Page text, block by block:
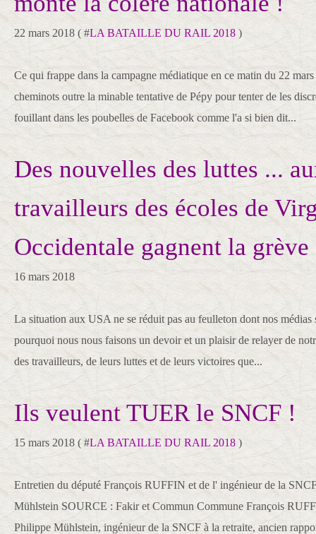
22 mars 2018 ( #LA BATAILLE DU RAIL 2018 )
Ce qui frappe dans la campagne médiatique en ce matin du 22
cheminots outre la minable tentative de Pépy pour tenter de les
fouillant dans les poubelles de Facebook comme l'a si bien dit...
Des nouvelles des luttes ...
travailleurs des écoles de
Occidentale gagnent la
16 mars 2018
La situation aux USA ne se réduit pas au feulleton dont nos médias
pourquoi nous nous faisons un devoir et un plaisir de relayer de
des travailleurs, de leurs luttes et de leurs victoires que...
Ils veulent TUER le SNCF !
15 mars 2018 ( #LA BATAILLE DU RAIL 2018 )
Entretien du député François RUFFIN et de l' ingénieur de la
Mühlstein SOURCE : Fakir et Commun Commune François
Philippe Mühlstein, ingénieur de la SNCF à la retraite, ancien